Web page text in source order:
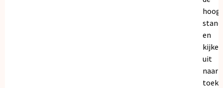
en
kijken
uit
naar